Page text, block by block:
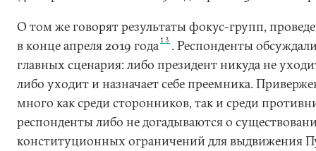
О том же говорят результаты фокус-групп,
в конце апреля 2019 года13 . Респонденты
главных сценария: либо президент никуда не
либо уходит и назначает себе преемника.
много как среди сторонников, так и среди
респонденты либо не догадываются о
конституционных ограничений для выдвижения